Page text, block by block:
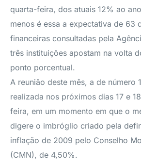
quarta-feira, dos atuais 12% ao
menos é essa a expectativa de 63
financeiras consultadas pela
três instituições apostam na volta
ponto porcentual.
A reunião deste mês, a de número
realizada nos próximos dias 17 e
feira, em um momento em que o
digere o imbróglio criado pela
inflação de 2009 pelo Conselho
(CMN), de 4,50%.